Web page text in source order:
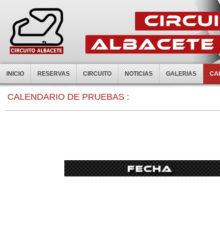
INICIO RESERVAS CIRCUITO NOTICIAS GALERIAS
CALENDARIO DE PRUEBAS :